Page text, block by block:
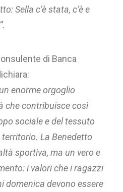
Sella c’è stata, c’è e
di Banca
enorme orgoglio
che contribuisce così
sociale e del tessuto
La Benedetto
sportiva, ma un vero e
i valori che i ragazzi
domenica devono essere